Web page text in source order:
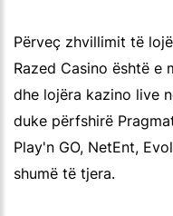
Përveç zhvillimit të
Razed Casino është e
dhe lojëra kazino live
duke përfshirë
Play'n GO, NetEnt,
shumë të tjera.